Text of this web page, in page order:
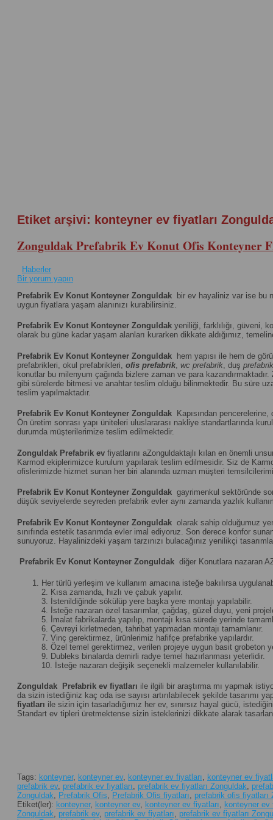
Etiket arşivi: konteyner ev fiyatları
Zonguldak Prefabrik Ev Konut Ofis Konteyner
Haberler
Bir yorum yapın
Prefabrik Ev Konut Konteyner Zonguldak bir ev hayaliniz var ise bu
uygun fiyatlara yaşam alanınızı kurabilirsiniz.
Prefabrik Ev Konut Konteyner Zonguldak yeniliği, farklılığı, güveni,
olarak bu güne kadar yaşam alanları kurarken dikkate aldığımız,
Prefabrik Ev Konut Konteyner Zonguldak hem yapısı ile hem de
prefabrikleri, okul prefabrikleri, ofis prefabrik, wc prefabrik , duş prefabrik
konutlar bu milenyum çağında bizlere zaman ve para kazandırmaktadır.
gibi sürelerde bitmesi ve anahtar teslim olduğu bilinmektedir. Bu süre
teslim yapılmaktadır.
Prefabrik Ev Konut Konteyner Zonguldak Kapısından
Ön üretim sonrası yapı üniteleri uluslararası nakliye standartlarında
durumda müşterilerimize teslim edilmektedir.
Zonguldak Prefabrik ev fiyatlarını aZonguldaktajlı kılan en önemli
Karmod ekiplerimizce kurulum yapılarak teslim edilmesidir. Siz de
ofislerimizde hizmet sunan her biri alanında uzman müşteri
Prefabrik Ev Konut Konteyner Zonguldak gayrimenkul sektöründe
düşük seviyelerde seyreden prefabrik evler aynı zamanda yazlık
Prefabrik Ev Konut Konteyner Zonguldak olarak sahip olduğumuz
sınıfında estetik tasarımda evler imal ediyoruz. Son derece konfor
sunuyoruz. Hayalinizdeki yaşam tarzınızı bulacağınız yenilikçi
Prefabrik Ev Konut Konteyner Zonguldak diğer Konutlara nazaran
Her türlü yerleşim ve kullanım amacına isteğe bakılırsa
2. Kısa zamanda, hızlı ve çabuk yapılır.
3. İstenildiğinde sökülüp yere başka yere montajı yapılabilir.
4. İsteğe nazaran özel tasarımlar, çağdaş, güzel duyu, yeni
5. İmalat fabrikalarda yapılıp, montajı kısa sürede yerinde
6. Çevreyi kirletmeden, tahribat yapmadan montajı tamamlanır.
7. Vinç gerektirmez, ürünlerimiz hafifçe prefabrike yapılardır.
8. Özel temel gerektirmez, verilen projeye uygun basit grobeton
9. Dubleks binalarda demirli radye temel hazırlanması yeterlidir.
10. İsteğe nazaran değişik seçenekli malzemeler kullanılabilir.
Zonguldak Prefabrik ev fiyatları ile ilgili bir araştırma mı yapmak
da sizin istediğiniz kaç oda ise sayısı artırılabilecek şekilde tasarımı
fiyatları ile sizin için tasarladığımız her ev, sınırsız hayal gücü,
Standart ev tipleri üretmektense sizin isteklerinizi dikkate alarak
Tags: konteyner, konteyner ev, konteyner ev fiyatları
konteyner ev
prefabrik ev, prefabrik ev fiyatları prefabrik ev fiyatları Zonguldak
Zonguldak
Prefabrik Ofis Prefabrik Ofis fiyatları
prefabrik ofis fiyatları
Etiket(ler): konteyner, konteyner ev, konteyner ev fiyatları
konteyner ev
Zonguldak
prefabrik ev, prefabrik ev fiyatları
prefabrik ev fiyatları